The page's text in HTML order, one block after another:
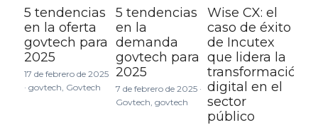
5 tendencias
en la oferta
govtech para
2025
17 de febrero de 2025
· govtech, Govtech
5 tendencias
en la
demanda
govtech para
2025
7 de febrero de 2025 ·
Govtech, govtech
Wise CX: el
caso de éxito
de Incutex
que lidera la
transformación
digital en el
sector
público